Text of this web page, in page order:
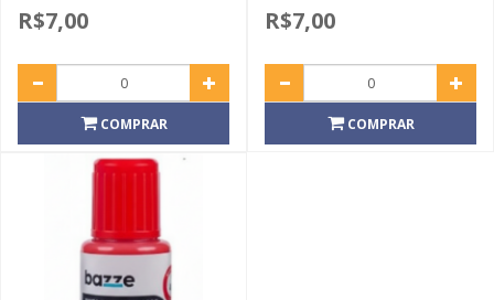
R$7,00
COMPRAR
R$7,00
COMPRAR